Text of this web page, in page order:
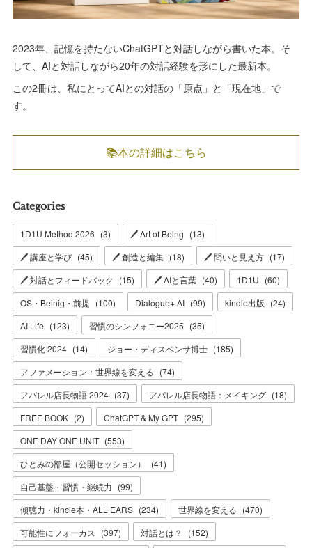
2023年、記憶を持たないChatGPTと対話しながら書いた本。そ
して、AIと対話しながら20年の対話経験を形にした最新本。
この2冊は、私にとってAIとの対話の「原点」と「現在地」で
す。
📚本の詳細はこちら
Categories
1D1U Method 2026 (3) 🖊 Art of Being (13)
🖊 講座と学び (45) 🖊 創造と編集 (18) 🖊 問いと見え方 (17)
🖊 対話とフィードバック
(15) 🖊 AIと言葉 (40) 1D1U (60)
OS・Beinig・前提 (100) Dialogue+ AI (99) kindle出版 (24)
AI Life (123) 習慣のシンフォニー2025 (35)
習慣化 2024 (14) ジョー・ディスペンサ博士 (185)
アファメーション：世界線を変える (74)
アパレル店長物語 2024 (37) アパレル店長物語：メイキング (18)
FREE BOOK (2) ChatGPT & My GPT (295)
ONE DAY ONE UNIT (553)
ひとみの部屋（公開セッション）
(41)
自己基盤・習慣・継続力 (99)
傾聴力・kincle本・ALL EARS (234) 世界線を変える (470)
可能性にフォーカス
(397) 対話とは？ (152)